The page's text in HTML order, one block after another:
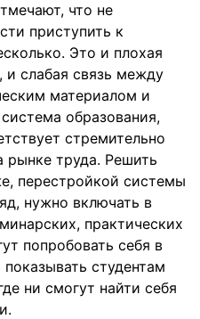
что не
приступить к
Это и плохая
и слабая связь между
материалом и
образования,
стремительно
труда. Решить
перестройкой системы
нужно включать в
практических
попробовать себя в
студентам
ни смогут найти себя